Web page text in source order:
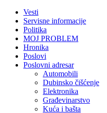
Vesti
Servisne informacije
Politika
MOJ PROBLEM
Hronika
Poslovi
Poslovni adresar
Automobili
Dubinsko čišćenje
Elektronika
Građevinarstvo
Kuća i bašta